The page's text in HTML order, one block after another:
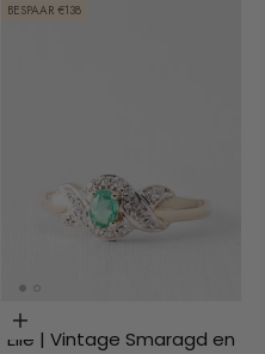
BESPAAR €138
Opties kiezen
Elle | Vintage Smaragd en